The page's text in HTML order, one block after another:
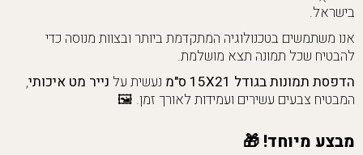
בישראל.
אנו משתמשים בטכנולוגיה המתקדמת ביותר ובצוות מנוסה כדי
להבטיח שכל תמונה תצא מושלמת.
הדפסת תמונות בגודל 15X21 ס"מ
נעשית על נייר מט איכותי,
המבטיח צבעים עשירים ועמידות לאורך זמן. 🖼️
מבצע מיוחד! 🎁